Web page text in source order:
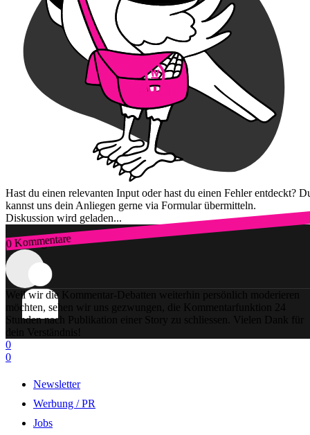
Hast du einen relevanten Input oder hast du einen Fehler entdeckt?
kannst uns dein Anliegen gerne via Formular übermitteln.
Diskussion wird geladen...
0 Kommentare
Zum Login
Weil wir die Kommentar-Debatten weiterhin persönlich moderieren
möchten, sehen wir uns gezwungen, die Kommentarfunktion 24
Stunden nach Publikation einer Story zu schliessen. Vielen Dank für
dein Verständnis!
0
0
Newsletter
Werbung / PR
Jobs